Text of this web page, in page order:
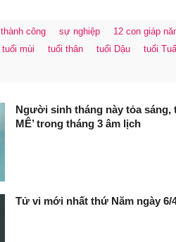
thành công sự nghiệp 12 con giáp
tuổi mùi tuổi thân tuổi Dậu tuổi
Người sinh tháng này tỏa sáng,
MÊ’ trong tháng 3 âm lịch
Tử vi mới nhất thứ Năm ngày 6/